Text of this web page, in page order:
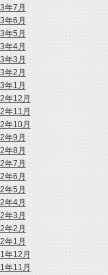
年7月
年6月
年5月
年4月
年3月
年2月
年1月
年12月
年11月
年10月
年9月
年8月
年7月
年6月
年5月
年4月
年3月
年2月
年1月
年12月
年11月